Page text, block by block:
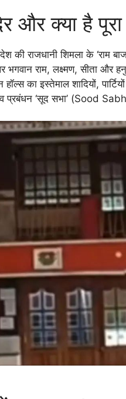
और क्या है पूरा
की राजधानी शिमला के ‘राम
राम, लक्ष्मण, सीता और
का इस्तेमाल शादियों,
प्रबंधन ‘सूद सभा’ (Sood